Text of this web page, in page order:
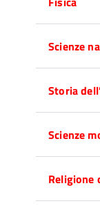
Scienze
Storia
Scienze
Religione